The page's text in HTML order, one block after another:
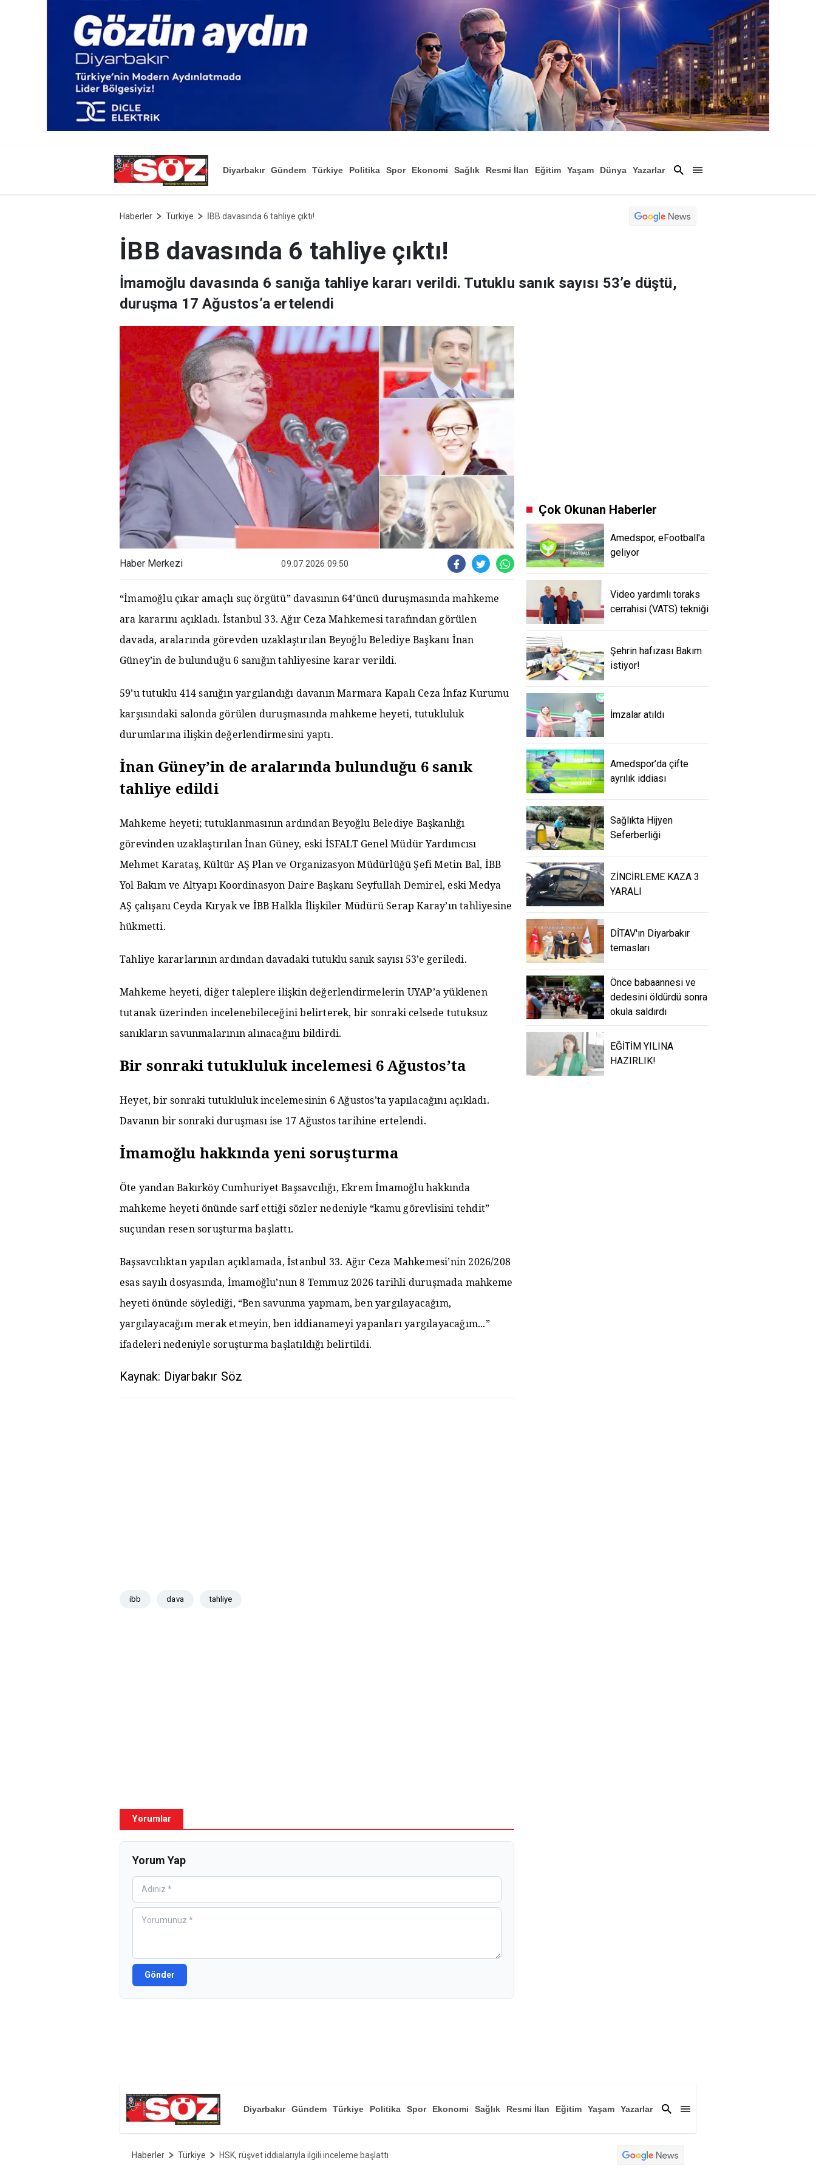
Diyarbakır Gündem Türkiye Politika Spor Ekonomi Sağlık Resmi İlan Eğitim Yaşam
Dünya
Yazarlar
Haberler Türkiye İBB davasında 6 tahliye çıktı!
İBB davasında 6 tahliye çıktı!
İmamoğlu davasında 6 sanığa tahliye kararı verildi. Tutuklu sanık sayısı 53’e düştü,
duruşma 17 Ağustos’a ertelendi
Haber Merkezi 09.07.2026 09:50
“İmamoğlu çıkar amaçlı suç örgütü” davasının 64’üncü duruşmasında mahkeme
ara kararını açıkladı. İstanbul 33. Ağır Ceza Mahkemesi tarafından görülen
davada, aralarında görevden uzaklaştırılan Beyoğlu Belediye Başkanı İnan
Güney’in de bulunduğu 6 sanığın tahliyesine karar verildi.
59’u tutuklu 414 sanığın yargılandığı davanın Marmara Kapalı Ceza İnfaz Kurumu
karşısındaki salonda görülen duruşmasında mahkeme heyeti, tutukluluk
durumlarına ilişkin değerlendirmesini yaptı.
İnan Güney’in de aralarında bulunduğu 6 sanık
tahliye edildi
Mahkeme heyeti; tutuklanmasının ardından Beyoğlu Belediye Başkanlığı
görevinden uzaklaştırılan İnan Güney, eski İSFALT Genel Müdür Yardımcısı
Mehmet Karataş, Kültür AŞ Plan ve Organizasyon Müdürlüğü Şefi Metin Bal, İBB
Yol Bakım ve Altyapı Koordinasyon Daire Başkanı Seyfullah Demirel, eski Medya
AŞ çalışanı Ceyda Kıryak ve İBB Halkla İlişkiler Müdürü Serap Karay’ın tahliyesine
hükmetti.
Tahliye kararlarının ardından davadaki tutuklu sanık sayısı 53’e geriledi.
Mahkeme heyeti, diğer taleplere ilişkin değerlendirmelerin UYAP’a yüklenen
tutanak üzerinden incelenebileceğini belirterek, bir sonraki celsede tutuksuz
sanıkların savunmalarının alınacağını bildirdi.
Bir sonraki tutukluluk incelemesi 6 Ağustos’ta
Heyet, bir sonraki tutukluluk incelemesinin 6 Ağustos’ta yapılacağını açıkladı.
Davanın bir sonraki duruşması ise 17 Ağustos tarihine ertelendi.
İmamoğlu hakkında yeni soruşturma
Öte yandan Bakırköy Cumhuriyet Başsavcılığı, Ekrem İmamoğlu hakkında
mahkeme heyeti önünde sarf ettiği sözler nedeniyle “kamu görevlisini tehdit”
suçundan resen soruşturma başlattı.
Başsavcılıktan yapılan açıklamada, İstanbul 33. Ağır Ceza Mahkemesi’nin 2026/208
esas sayılı dosyasında, İmamoğlu’nun 8 Temmuz 2026 tarihli duruşmada mahkeme
heyeti önünde söylediği, “Ben savunma yapmam, ben yargılayacağım,
yargılayacağım merak etmeyin, ben iddianameyi yapanları yargılayacağım...”
ifadeleri nedeniyle soruşturma başlatıldığı belirtildi.
Kaynak: Diyarbakır Söz
ibb dava tahliye
Yorumlar
Yorum Yap
Gönder
Çok Okunan Haberler
Amedspor, eFootball'a
geliyor
Video yardımlı toraks
cerrahisi (VATS) tekniği
Şehrin hafızası Bakım
istiyor!
İmzalar atıldı
Amedspor’da çifte
ayrılık iddiası
Sağlıkta Hijyen
Seferberliği
ZİNCİRLEME KAZA 3
YARALI
DİTAV'ın Diyarbakır
temasları
Önce babaannesi ve
dedesini öldürdü sonra
okula saldırdı
EĞİTİM YILINA
HAZIRLIK!